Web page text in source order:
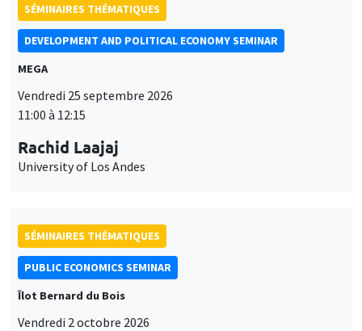
SÉMINAIRES THÉMATIQUES
DEVELOPMENT AND POLITICAL ECONOMY SEMINAR
MEGA
Vendredi 25 septembre 2026
11:00 à 12:15
Rachid Laajaj
University of Los Andes
SÉMINAIRES THÉMATIQUES
PUBLIC ECONOMICS SEMINAR
Îlot Bernard du Bois
Vendredi 2 octobre 2026